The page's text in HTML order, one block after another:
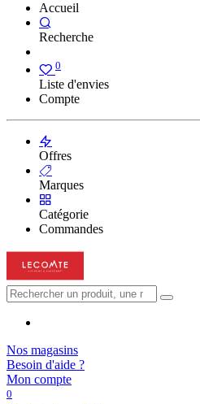
Accueil
Recherche
0
Liste d'envies
Compte
Offres
Marques
Catégorie
Commandes
Nos magasins
Besoin d'aide ?
Mon compte
0